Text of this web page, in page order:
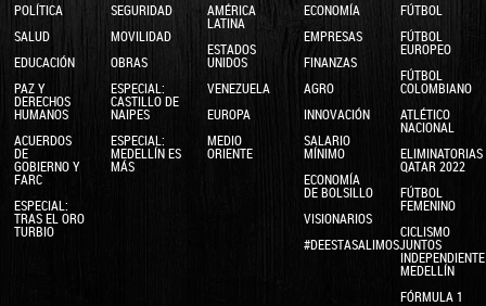
POLÍTICA
SALUD
EDUCACIÓN
PAZ Y
DERECHOS
HUMANOS
ACUERDOS
DE
GOBIERNO Y
FARC
ESPECIAL:
TRAS EL ORO
TURBIO
SEGURIDAD
MOVILIDAD
OBRAS
ESPECIAL:
CASTILLO DE
NAIPES
ESPECIAL:
MEDELLÍN ES
MÁS
AMÉRICA
LATINA
ESTADOS
UNIDOS
VENEZUELA
EUROPA
MEDIO
ORIENTE
ECONOMÍA
EMPRESAS
FINANZAS
AGRO
INNOVACIÓN
SALARIO
MÍNIMO
ECONOMÍA
DE BOLSILLO
VISIONARIOS
#DEESTASALIMOSJUNTOS
FÚTBOL
FÚTBOL
EUROPEO
FÚTBOL
COLOMBIANO
ATLÉTICO
NACIONAL
ELIMINATORIAS
QATAR 2022
FÚTBOL
FEMENINO
CICLISMO
INDEPENDIENTE
MEDELLÍN
FÓRMULA 1